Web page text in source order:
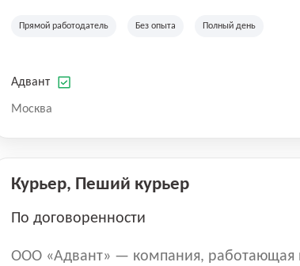
Прямой работодатель Без опыта Полный день
Адвант
Москва
Курьер, Пеший курьер
По договоренности
ООО «Адвант» — компания, работающая